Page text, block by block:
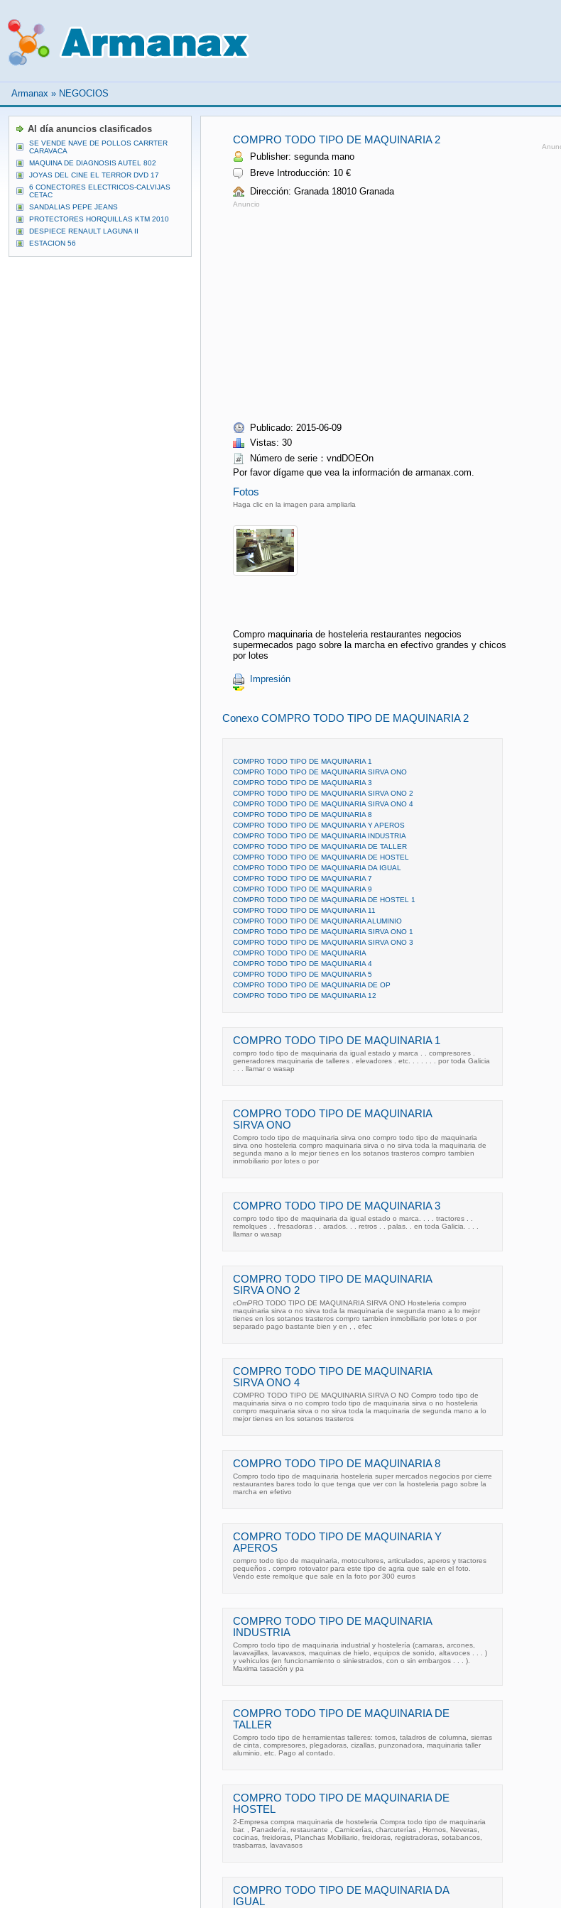
Armanax » NEGOCIOS
COMPRO TODO TIPO DE MAQUINARIA 2
Publisher: segunda mano
Breve Introducción: 10 €
Dirección: Granada 18010 Granada
Anuncio
Publicado: 2015-06-09
Vistas: 30
Número de serie：vndDOEOn
Por favor dígame que vea la información de armanax.com.
Fotos
Haga clic en la imagen para ampliarla
Compro maquinaria de hosteleria restaurantes negocios
supermecados pago sobre la marcha en efectivo grandes y chicos
por lotes
Impresión
Conexo COMPRO TODO TIPO DE MAQUINARIA 2
COMPRO TODO TIPO DE MAQUINARIA 1
COMPRO TODO TIPO DE MAQUINARIA SIRVA ONO
COMPRO TODO TIPO DE MAQUINARIA 3
COMPRO TODO TIPO DE MAQUINARIA SIRVA ONO 2
COMPRO TODO TIPO DE MAQUINARIA SIRVA ONO 4
COMPRO TODO TIPO DE MAQUINARIA 8
COMPRO TODO TIPO DE MAQUINARIA Y APEROS
COMPRO TODO TIPO DE MAQUINARIA INDUSTRIA
COMPRO TODO TIPO DE MAQUINARIA DE TALLER
COMPRO TODO TIPO DE MAQUINARIA DE HOSTEL
COMPRO TODO TIPO DE MAQUINARIA DA IGUAL
COMPRO TODO TIPO DE MAQUINARIA 7
COMPRO TODO TIPO DE MAQUINARIA 9
COMPRO TODO TIPO DE MAQUINARIA DE HOSTEL 1
COMPRO TODO TIPO DE MAQUINARIA 11
COMPRO TODO TIPO DE MAQUINARIA ALUMINIO
COMPRO TODO TIPO DE MAQUINARIA SIRVA ONO 1
COMPRO TODO TIPO DE MAQUINARIA SIRVA ONO 3
COMPRO TODO TIPO DE MAQUINARIA
COMPRO TODO TIPO DE MAQUINARIA 4
COMPRO TODO TIPO DE MAQUINARIA 5
COMPRO TODO TIPO DE MAQUINARIA DE OP
COMPRO TODO TIPO DE MAQUINARIA 12
COMPRO TODO TIPO DE MAQUINARIA 1
compro todo tipo de maquinaria da igual estado y marca . . compresores .
generadores maquinaria de talleres . elevadores . etc. . . . . . . por toda Galicia
. . . llamar o wasap
COMPRO TODO TIPO DE MAQUINARIA
SIRVA ONO
Compro todo tipo de maquinaria sirva ono compro todo tipo de maquinaria
sirva ono hosteleria compro maquinaria sirva o no sirva toda la maquinaria de
segunda mano a lo mejor tienes en los sotanos trasteros compro tambien
inmobiliario por lotes o por
COMPRO TODO TIPO DE MAQUINARIA 3
compro todo tipo de maquinaria da igual estado o marca. . . . tractores . .
remolques . . fresadoras . . arados. . . retros . . palas. . en toda Galicia. . . .
llamar o wasap
COMPRO TODO TIPO DE MAQUINARIA
SIRVA ONO 2
cOmPRO TODO TIPO DE MAQUINARIA SIRVA ONO Hosteleria compro
maquinaria sirva o no sirva toda la maquinaria de segunda mano a lo mejor
tienes en los sotanos trasteros compro tambien inmobiliario por lotes o por
separado pago bastante bien y en , , efec
COMPRO TODO TIPO DE MAQUINARIA
SIRVA ONO 4
COMPRO TODO TIPO DE MAQUINARIA SIRVA O NO Compro todo tipo de
maquinaria sirva o no compro todo tipo de maquinaria sirva o no hosteleria
compro maquinaria sirva o no sirva toda la maquinaria de segunda mano a lo
mejor tienes en los sotanos trasteros
COMPRO TODO TIPO DE MAQUINARIA 8
Compro todo tipo de maquinaria hosteleria super mercados negocios por cierre
restaurantes bares todo lo que tenga que ver con la hosteleria pago sobre la
marcha en efetivo
COMPRO TODO TIPO DE MAQUINARIA Y
APEROS
compro todo tipo de maquinaria, motocultores, articulados, aperos y tractores
pequeños . compro rotovator para este tipo de agria que sale en el foto.
Vendo este remolque que sale en la foto por 300 euros
COMPRO TODO TIPO DE MAQUINARIA
INDUSTRIA
Compro todo tipo de maquinaria industrial y hostelería (camaras, arcones,
lavavajillas, lavavasos, maquinas de hielo, equipos de sonido, altavoces . . . )
y vehiculos (en funcionamiento o siniestrados, con o sin embargos . . . ).
Maxima tasación y pa
COMPRO TODO TIPO DE MAQUINARIA DE
TALLER
Compro todo tipo de herramientas talleres: tornos, taladros de columna, sierras
de cinta, compresores, plegadoras, cizallas, punzonadora, maquinaria taller
aluminio, etc. Pago al contado.
COMPRO TODO TIPO DE MAQUINARIA DE
HOSTEL
2-Empresa compra maquinaria de hosteleria Compra todo tipo de maquinaria
bar. , Panadería, restaurante , Carnicerías, charcuterías , Hornos, Neveras,
cocinas, freidoras, Planchas Mobiliario, freidoras, registradoras, sotabancos,
trasbarras, lavavasos
COMPRO TODO TIPO DE MAQUINARIA DA
IGUAL
Al día anuncios clasificados
SE VENDE NAVE DE POLLOS CARRTER
CARAVACA
MAQUINA DE DIAGNOSIS AUTEL 802
JOYAS DEL CINE EL TERROR DVD 17
6 CONECTORES ELECTRICOS-CALVIJAS
CETAC
SANDALIAS PEPE JEANS
PROTECTORES HORQUILLAS KTM 2010
DESPIECE RENAULT LAGUNA II
ESTACION 56